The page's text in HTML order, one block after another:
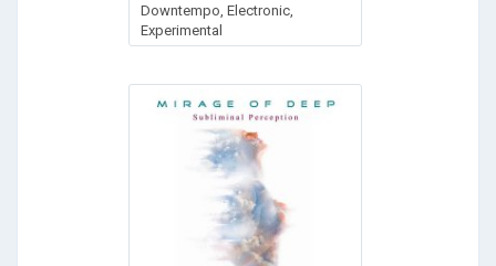
Downtempo, Electronic,
Experimental